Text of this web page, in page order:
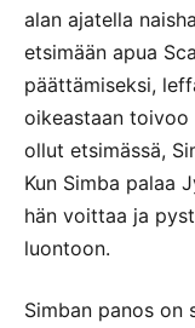
alan ajatella
etsimään apua
päättämiseksi,
oikeastaan toivoo
ollut etsimässä,
Kun Simba palaa
hän voittaa ja
luontoon.
Simban panos on